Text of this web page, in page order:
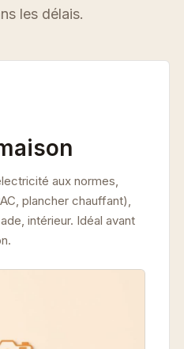
les délais.
aux normes,
plancher chauffant),
intérieur. Idéal avant